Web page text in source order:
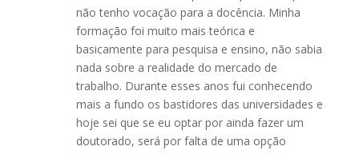
não tenho vocação para a docência. Minha
formação foi muito mais teórica e
basicamente para pesquisa e ensino, não sabia
nada sobre a realidade do mercado de
trabalho. Durante esses anos fui conhecendo
mais a fundo os bastidores das universidades e
hoje sei que se eu optar por ainda fazer um
doutorado, será por falta de uma opção